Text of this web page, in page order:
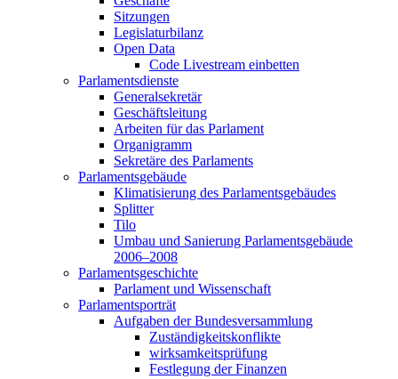
Sitzungen
Legislaturbilanz
Open Data
Code Livestream einbetten
Parlamentsdienste
Generalsekretär
Geschäftsleitung
Arbeiten für das Parlament
Organigramm
Sekretäre des Parlaments
Parlamentsgebäude
Klimatisierung des Parlamentsgebäudes
Splitter
Tilo
Umbau und Sanierung Parlamentsgebäude
2006–2008
Parlamentsgeschichte
Parlament und Wissenschaft
Parlamentsporträt
Aufgaben der Bundesversammlung
Zuständigkeitskonflikte
wirksamkeitsprüfung
Festlegung der Finanzen